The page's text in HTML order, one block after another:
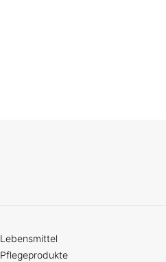
Lebensmittel
Pflegeprodukte